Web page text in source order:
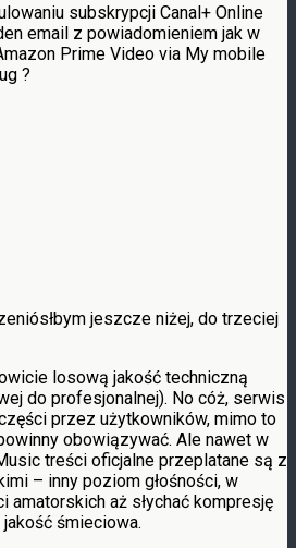
subskrypcji Canal+ Online
email z powiadomieniem jak w
Prime Video via My mobile
?
jeszcze niżej, do trzeciej
losową jakość techniczną
do profesjonalnej). No cóż, serwis
przez użytkowników, mimo to
obowiązywać. Ale nawet w
treści oficjalne przeplatane są z
– inny poziom głośności, w
amatorskich aż słychać kompresję
śmieciowa.